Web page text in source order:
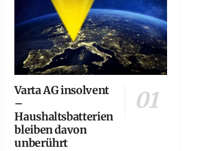
Varta AG insolvent
–
Haushaltsbatterien
bleiben davon
unberührt